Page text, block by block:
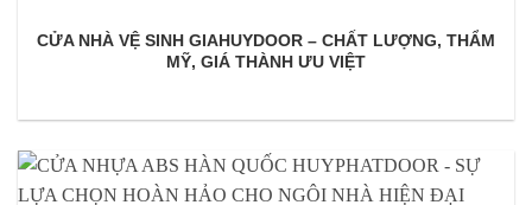
CỬA NHÀ VỆ SINH GIAHUYDOOR – CHẤT LƯỢNG, THẨM
MỸ, GIÁ THÀNH ƯU VIỆT